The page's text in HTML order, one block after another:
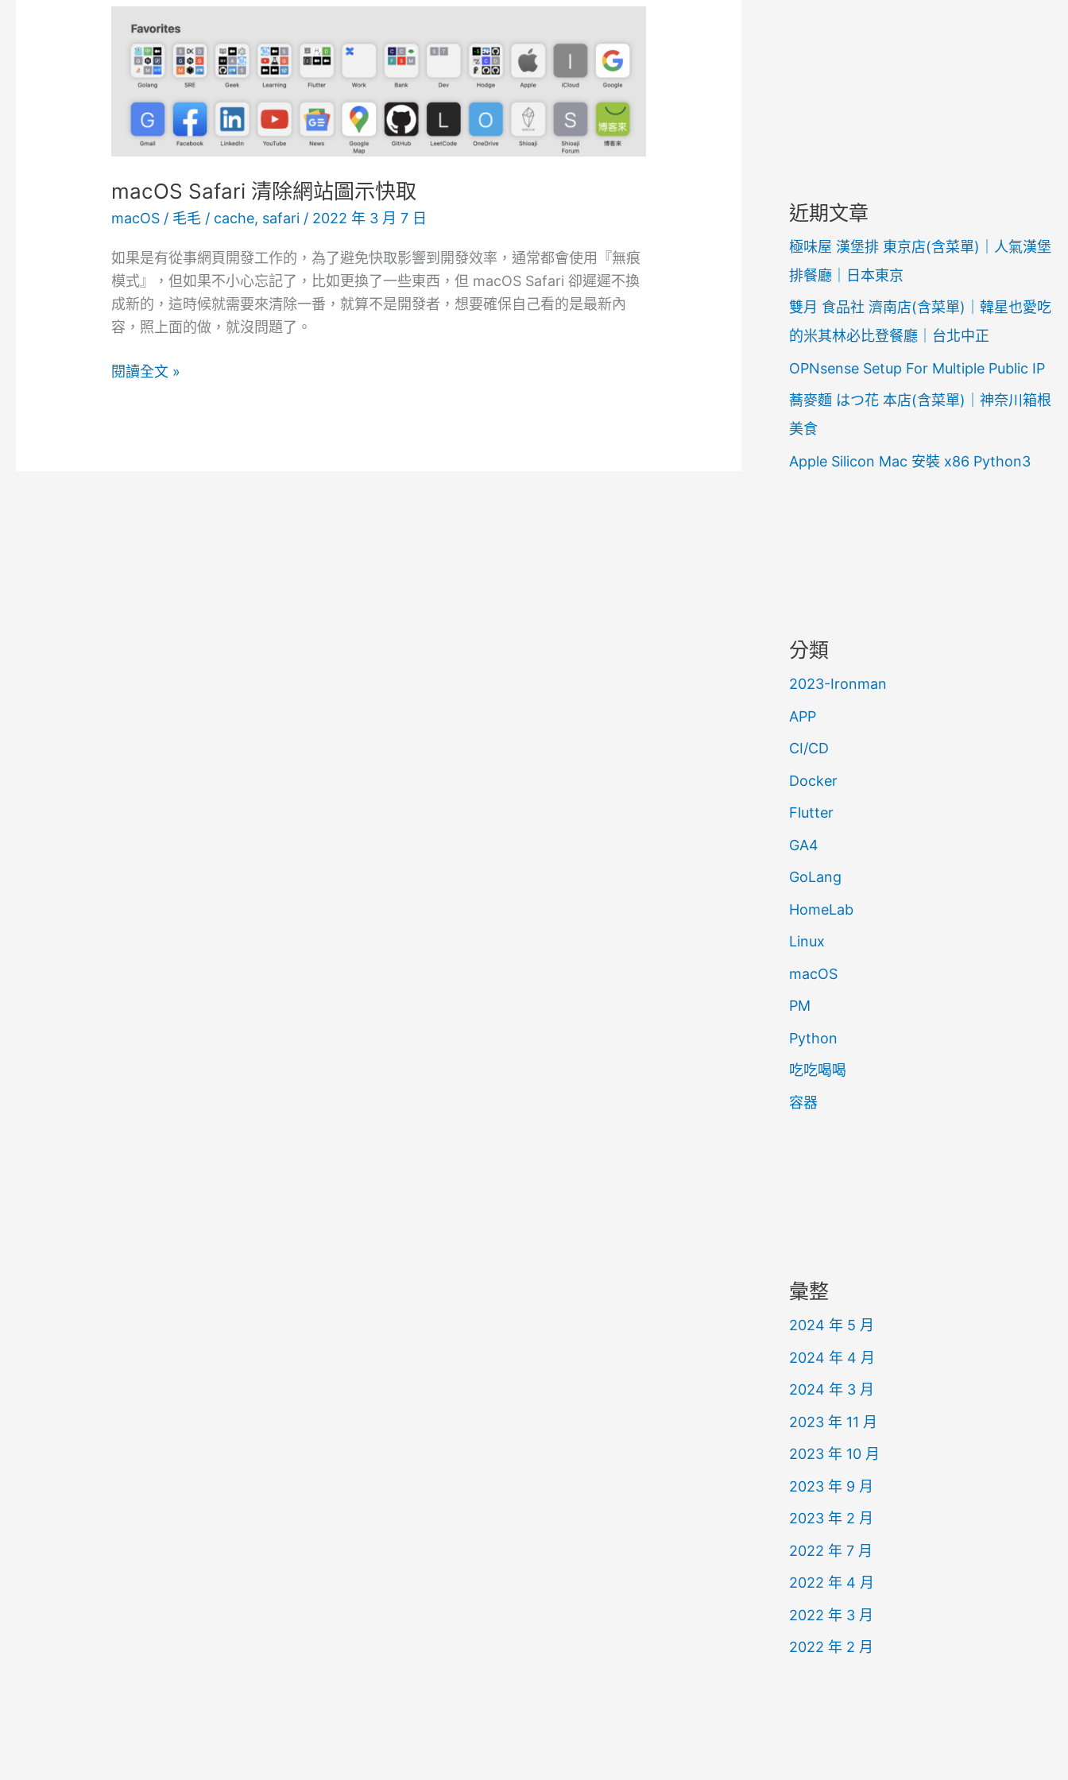
macOS Safari 清除網站圖示快取
macOS / 毛毛 / cache, safari / 2022 年 3 月 7 日
如果是有從事網頁開發工作的，為了避免快取影響到開發效率，通常都會使用『無痕
模式』，但如果不小心忘記了，比如更換了一些東西，但 macOS Safari 卻遲遲不換
成新的，這時候就需要來清除一番，就算不是開發者，想要確保自己看的是最新內
容，照上面的做，就沒問題了。
macOS
閱讀全文 »
近期文章
極味屋 漢堡排 東京店(含菜單)｜人氣漢堡
排餐廳｜日本東京
雙月 食品社 濟南店(含菜單)｜韓星也愛吃
的米其林必比登餐廳｜台北中正
OPNsense Setup For Multiple Public IP
蕎麥麵 はつ花 本店(含菜單)｜神奈川箱根
美食
Apple Silicon Mac 安裝 x86 Python3
分類
2023-Ironman
APP
CI/CD
Docker
Flutter
GA4
GoLang
HomeLab
Linux
macOS
PM
Python
吃吃喝喝
容器
彙整
2024 年 5 月
2024 年 4 月
2024 年 3 月
2023 年 11 月
2023 年 10 月
2023 年 9 月
2023 年 2 月
2022 年 7 月
2022 年 4 月
2022 年 3 月
2022 年 2 月